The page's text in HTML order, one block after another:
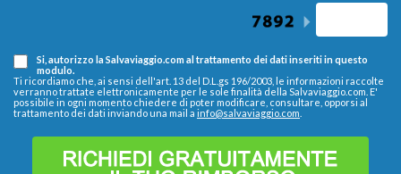
Si, autorizzo la Salvaviaggio.com al trattamento dei dati inseriti in questo
modulo.
Ti ricordiamo che, ai sensi dell'art. 13 del D.L.gs 196/2003, le informazioni raccolte
verranno trattate elettronicamente per le sole finalità della Salvaviaggio.com. E'
possibile in ogni momento chiedere di poter modificare, consultare, opporsi al
trattamento dei dati inviando una mail a info@salvaviaggio.com